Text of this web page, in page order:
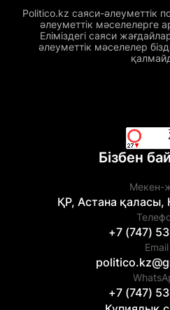
Politico.kz саяси-әлеуметтік
әлеуметтік мәселелерге
Еліміздегі саяси
әлеуметтік мәселелер
Бізбен
Мекен-
ҚР, Астана қаласы,
+7 (747)
Email
+7 (747)